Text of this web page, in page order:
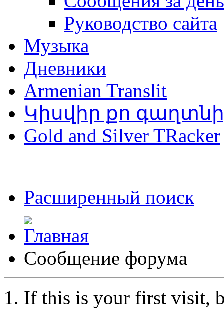
Руководство сайта
Музыка
Дневники
Armenian Translit
Կիսվիր քո
Gold and Silver TRacker
Расширенный поиск
Сообщение форума
If this is your first visit,